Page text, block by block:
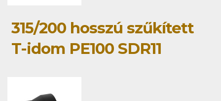
315/200 hosszú szűkített
T-idom PE100 SDR11